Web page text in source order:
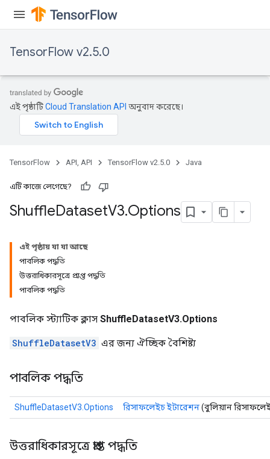
TensorFlow v2.5.0
এই পৃষ্ঠাটিCloud Translation API অনুবাদ করেছে।
TensorFlow API, API TensorFlow v2.5.0 Java
এটি কাজে লেগেছে?
ShuffleDatasetV3.Options
এই পৃষ্ঠায় যা যা আছে
পাবলিক পদ্ধতি
উত্তরাধিকারসূত্রে প্রাপ্ত পদ্ধতি
পাবলিক পদ্ধতি
পাবলিক স্ট্যাটিক ক্লাস ShuffleDatasetV3.Options
ShuffleDatasetV3 এর জন্য ঐচ্ছিক বৈশিষ্ট্য
পাবলিক পদ্ধতি
ShuffleDatasetV3.Options রিসাফলেইচ ইটারেশন(বুলিয়ান
উত্তরাধিকারসূত্রে প্রাপ্ত পদ্ধতি